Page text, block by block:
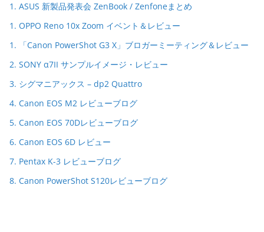
1. ASUS 新製品発表会 ZenBook / Zenfoneまとめ
1. OPPO Reno 10x Zoom イベント＆レビュー
1. 「Canon PowerShot G3 X」ブロガーミーティング＆レビュー
2. SONY α7II サンプルイメージ・レビュー
3. シグマニアックス – dp2 Quattro
4. Canon EOS M2 レビューブログ
5. Canon EOS 70Dレビューブログ
6. Canon EOS 6D レビュー
7. Pentax K-3 レビューブログ
8. Canon PowerShot S120レビューブログ